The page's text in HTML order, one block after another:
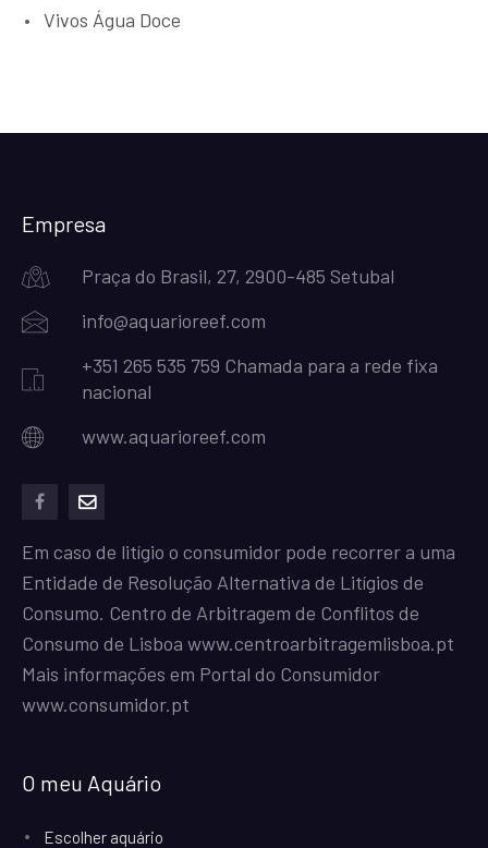
Vivos Água Doce
Empresa
Praça do Brasil, 27, 2900-485 Setubal
info@aquarioreef.com
+351 265 535 759 Chamada para a rede fixa
nacional
www.aquarioreef.com
Em caso de litígio o consumidor pode recorrer a uma
Entidade de Resolução Alternativa de Litígios de
Consumo. Centro de Arbitragem de Conflitos de
Consumo de Lisboa www.centroarbitragemlisboa.pt
Mais informações em Portal do Consumidor
www.consumidor.pt
O meu Aquário
Escolher aquário